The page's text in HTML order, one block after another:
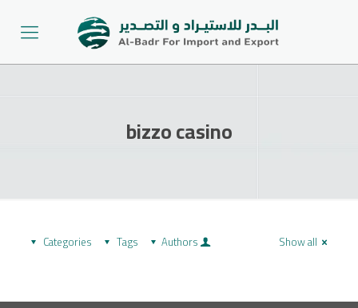
bizzo casino
Categories Tags Authors Show all